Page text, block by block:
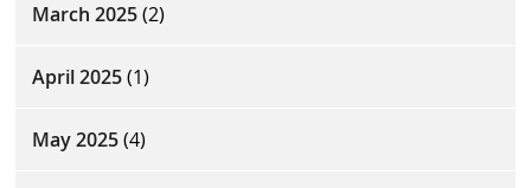
March 2025(2)
April 2025(1)
May 2025(4)